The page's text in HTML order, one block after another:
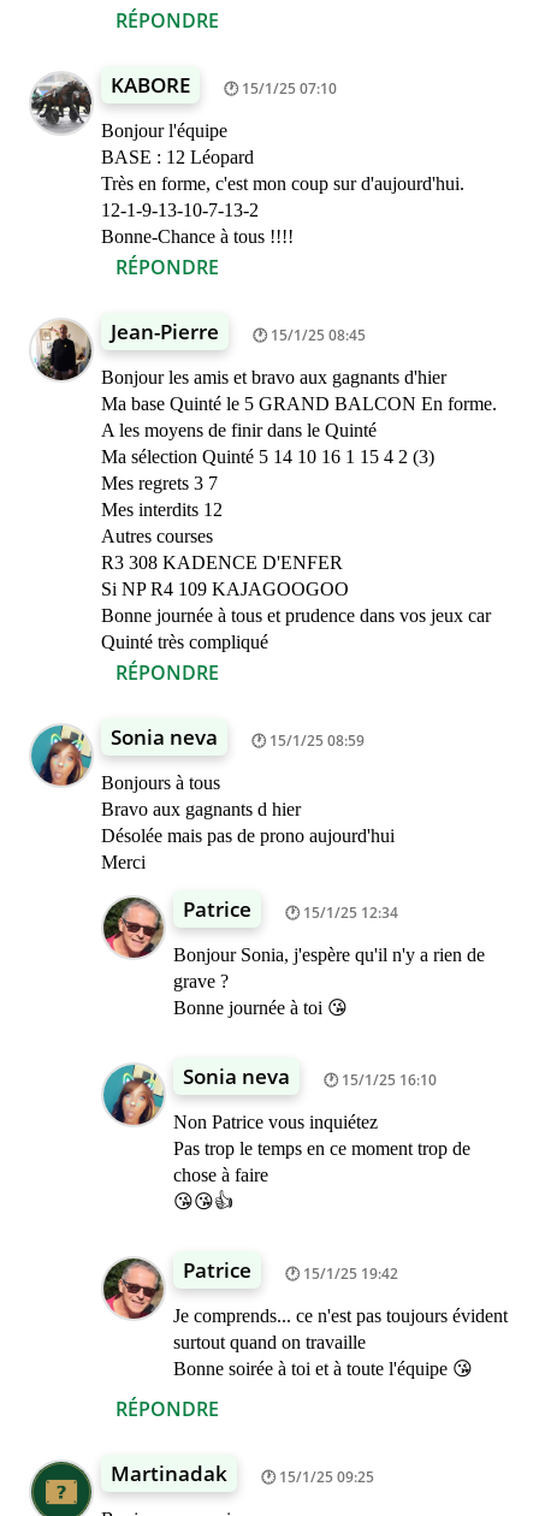
RÉPONDRE
KABORE 15/1/25 07:10
Bonjour l'équipe
BASE : 12 Léopard
Très en forme, c'est mon coup sur d'aujourd'hui.
12-1-9-13-10-7-13-2
Bonne-Chance à tous !!!!
RÉPONDRE
Jean-Pierre 15/1/25 08:45
Bonjour les amis et bravo aux gagnants d'hier
Ma base Quinté le 5 GRAND BALCON En forme.
A les moyens de finir dans le Quinté
Ma sélection Quinté 5 14 10 16 1 15 4 2 (3)
Mes regrets 3 7
Mes interdits 12
Autres courses
R3 308 KADENCE D'ENFER
Si NP R4 109 KAJAGOOGOO
Bonne journée à tous et prudence dans vos jeux car
Quinté très compliqué
RÉPONDRE
Sonia neva 15/1/25 08:59
Bonjours à tous
Bravo aux gagnants d hier
Désolée mais pas de prono aujourd'hui
Merci
RÉPONDRE
Patrice 15/1/25 12:34
Bonjour Sonia, j'espère qu'il n'y a rien de
grave ?
Bonne journée à toi 😘
Sonia neva 15/1/25 16:10
Non Patrice vous inquiétez
Pas trop le temps en ce moment trop de
chose à faire
😘😘👍
Patrice 15/1/25 19:42
Je comprends... ce n'est pas toujours évident
surtout quand on travaille
Bonne soirée à toi et à toute l'équipe 😘
Martinadak 15/1/25 09:25